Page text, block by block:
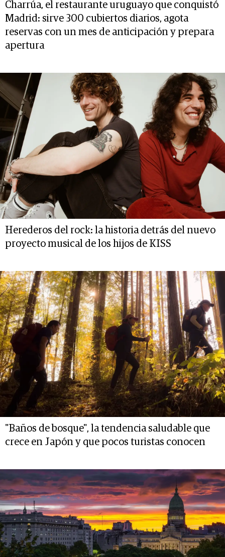
Charrúa, el restaurante uruguayo que conquistó
Madrid: sirve 300 cubiertos diarios, agota
reservas con un mes de anticipación y prepara
apertura
Herederos del rock: la historia detrás del nuevo
proyecto musical de los hijos de KISS
"Baños de bosque", la tendencia saludable que
crece en Japón y que pocos turistas conocen